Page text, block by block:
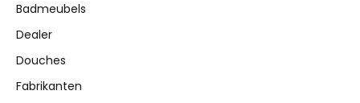
Badmeubels
Dealer
Douches
Fabrikanten